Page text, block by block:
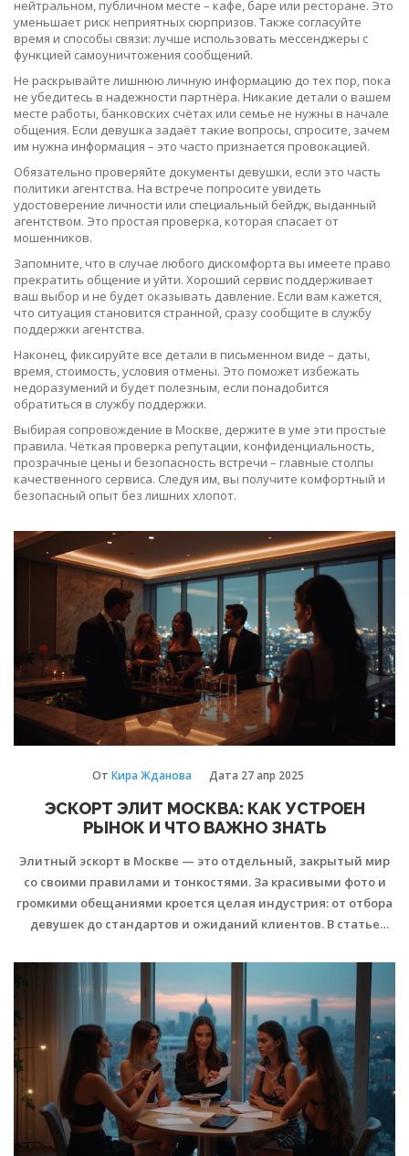
нейтральном, публичном месте – кафе, баре или ресторане. Это
уменьшает риск неприятных сюрпризов. Также согласуйте
время и способы связи: лучше использовать мессенджеры с
функцией самоуничтожения сообщений.
Не раскрывайте лишнюю личную информацию до тех пор, пока
не убедитесь в надежности партнёра. Никакие детали о вашем
месте работы, банковских счётах или семье не нужны в начале
общения. Если девушка задаёт такие вопросы, спросите, зачем
им нужна информация – это часто признается провокацией.
Обязательно проверяйте документы девушки, если это часть
политики агентства. На встрече попросите увидеть
удостоверение личности или специальный бейдж, выданный
агентством. Это простая проверка, которая спасает от
мошенников.
Запомните, что в случае любого дискомфорта вы имеете право
прекратить общение и уйти. Хороший сервис поддерживает
ваш выбор и не будет оказывать давление. Если вам кажется,
что ситуация становится странной, сразу сообщите в службу
поддержки агентства.
Наконец, фиксируйте все детали в письменном виде – даты,
время, стоимость, условия отмены. Это поможет избежать
недоразумений и будет полезным, если понадобится
обратиться в службу поддержки.
Выбирая сопровождение в Москве, держите в уме эти простые
правила. Чёткая проверка репутации, конфиденциальность,
прозрачные цены и безопасность встречи – главные столпы
качественного сервиса. Следуя им, вы получите комфортный и
безопасный опыт без лишних хлопот.
От Кира Жданова Дата 27 апр 2025
ЭСКОРТ ЭЛИТ МОСКВА: КАК УСТРОЕН
РЫНОК И ЧТО ВАЖНО ЗНАТЬ
Элитный эскорт в Москве — это отдельный, закрытый мир
со своими правилами и тонкостями. За красивыми фото и
громкими обещаниями кроется целая индустрия: от отбора
девушек до стандартов и ожиданий клиентов. В статье
агентства, как отличить профессионализм от подделки и
чего не стоит бояться. Расскажем, как работают элитные
эскорт-сервисы и какие нюансы часто скрыты от глаз
новичков.